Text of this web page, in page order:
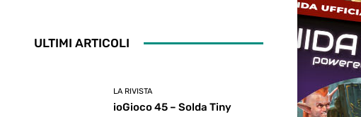
ULTIMI ARTICOLI
LA RIVISTA
ioGioco 45 – Solda Tiny